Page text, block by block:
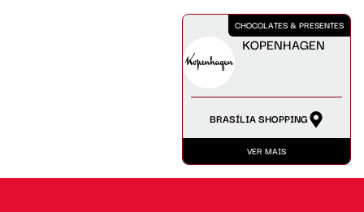
CHOCOLATES & PRESENTES
KOPENHAGEN
BRASÍLIA SHOPPING
VER MAIS